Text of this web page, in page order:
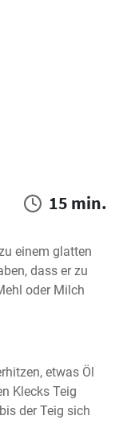
15 min.
einem glatten
dass er zu
oder Milch
etwas Öl
Klecks Teig
der Teig sich